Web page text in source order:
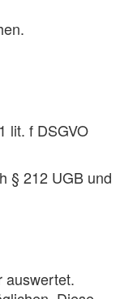
lit. f DSGVO
§ 212 UGB und
auswertet.